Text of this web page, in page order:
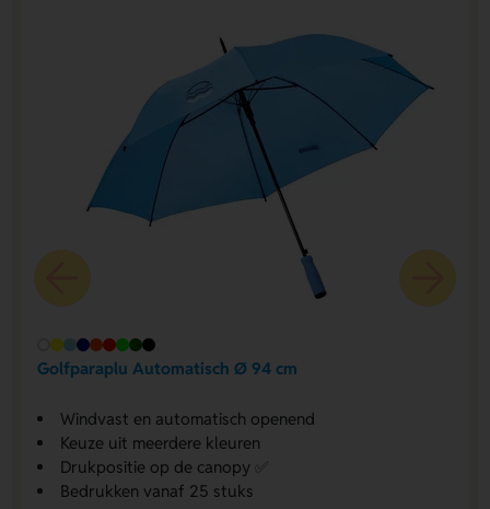
Golfparaplu Automatisch Ø 94 cm
Windvast en automatisch openend
Keuze uit meerdere kleuren
Drukpositie op de canopy ✅
Bedrukken vanaf 25 stuks